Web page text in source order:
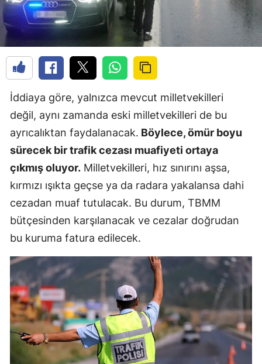
İddiaya göre, yalnızca mevcut milletvekilleri
değil, aynı zamanda eski milletvekilleri de bu
ayrıcalıktan faydalanacak. Böylece, ömür boyu
sürecek bir trafik cezası muafiyeti ortaya
çıkmış oluyor. Milletvekilleri, hız sınırını aşsa,
kırmızı ışıkta geçse ya da radara yakalansa dahi
cezadan muaf tutulacak. Bu durum, TBMM
bütçesinden karşılanacak ve cezalar doğrudan
bu kuruma fatura edilecek.